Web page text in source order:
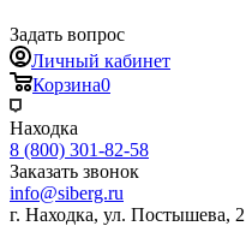
Задать вопрос
Личный кабинет
Корзина0
Находка
8 (800) 301-82-58
Заказать звонок
info@siberg.ru
г. Находка, ул. Постышева, 2